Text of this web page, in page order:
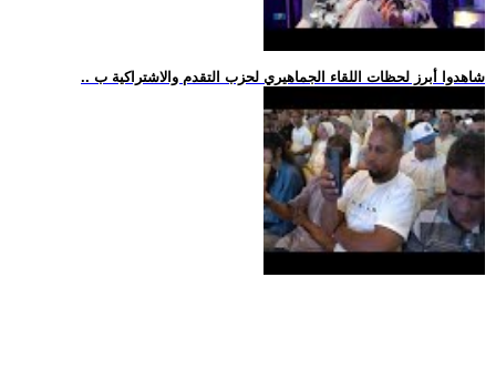
.. شاهدوا أبرز لحظات اللقاء الجماهيري لحزب التقدم والاشتراكية ب